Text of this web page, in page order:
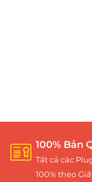
100% Bản
Tất cả các
100% theo